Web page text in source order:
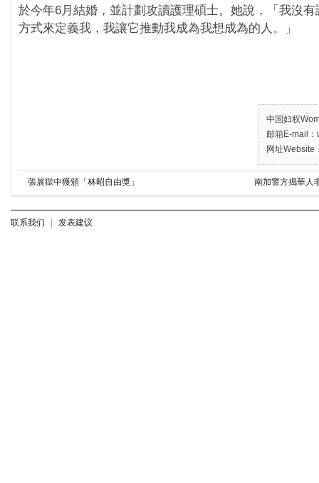
於今年6月結婚，並計劃攻讀護理碩士。她說，「我沒
方式來定義我，我讓它推動我成為我想成為的人。」
中国妇权
邮箱E-mail
网址Website
張展獄中獲頒「林昭自由獎」 南加警方搗華人
联系我们 | 发表建议